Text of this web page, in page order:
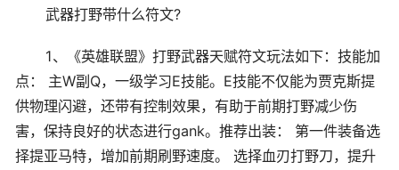
武器打野带什么符文?
1、《英雄联盟》打野武器天赋符文玩法如下：技能加
点： 主W副Q，一级学习E技能。E技能不仅能为贾克斯提
供物理闪避，还带有控制效果，有助于前期打野减少伤
害，保持良好的状态进行gank。推荐出装： 第一件装备选
择提亚马特，增加前期刷野速度。 选择血刃打野刀，提升